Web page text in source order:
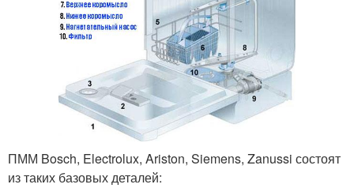
ПММ Bosch, Electrolux, Ariston, Siemens, Zanussi состоят
из таких базовых деталей: